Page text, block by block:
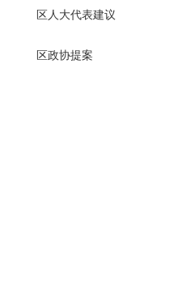
区人大代表建议
区政协提案